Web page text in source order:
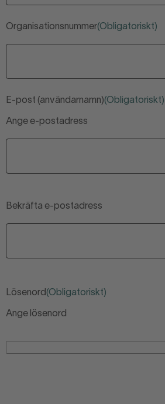
Organisationsnummer(Obligatoriskt)
E-post (användarnamn)(Obligatoriskt)
Ange e-postadress
Bekräfta e-postadress
Lösenord (Obligatoriskt)
Ange lösenord